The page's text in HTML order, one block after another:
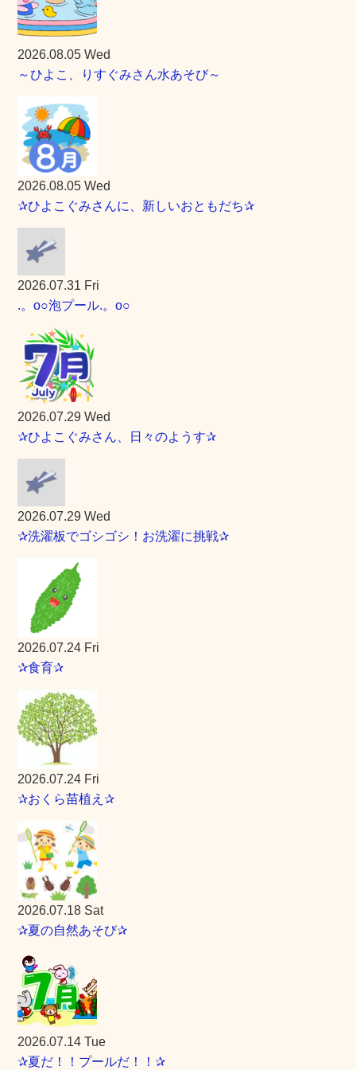
2026.08.05 Wed
～ひよこ、りすぐみさん水あそび～
2026.08.05 Wed
✰ひよこぐみさんに、新しいおともだち✰
2026.07.31 Fri
.。o○泡プール.。o○
2026.07.29 Wed
✰ひよこぐみさん、日々のようす✰
2026.07.29 Wed
✰洗濯板でゴシゴシ！お洗濯に挑戦✰
2026.07.24 Fri
✰食育✰
2026.07.24 Fri
✰おくら苗植え✰
2026.07.18 Sat
✰夏の自然あそび✰
2026.07.14 Tue
✰夏だ！！プールだ！！✰